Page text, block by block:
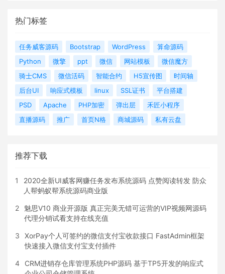
热门标签
任务威客源码 Bootstrap WordPress
算命源码
Python
微擎 ppt 微信 网站模板
微信魔方
骑士CMS
微信活码 智能合约 H5宣传图
时间轴
后台UI
响应式模板 linux SSL证书
平台搭建
PSD
Apache PHP加密 弹出层
禾匠小程序
直播源码
推广 首页N格 商城源码 私有云盘
推荐下载
1
2020全新UI威客网赚任务发布系统源码 点赞阅读转发 防众
人帮蚂蚁帮系统源码商业版
2
魅思V10 商业开源版 真正完美无错可运营的VIP视频网源码
代理分销试看支持在线充值
3
XorPay个人可签约的微信支付宝收款接口 FastAdmin框架
快速接入微信支付宝支付插件
4
CRM进销存仓库管理系统PHP源码 基于TP5开发的响应式